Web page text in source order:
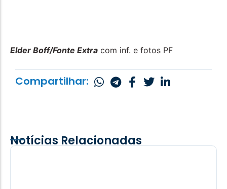
Elder Boff/Fonte Extra com inf. e fotos PF
Compartilhar:
Notícias Relacionadas